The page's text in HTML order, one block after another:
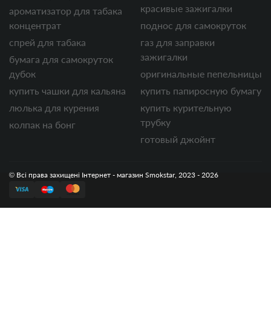
ароматизатор для табака
концентрат
спрей для табака
бумага для самокруток
дубок
купить чашки для кальяна
люлька для курения
колпак на бонг
красивые зажигалки
поднос для самокруток
газ для заправки
зажигалки
оригинальные пепельницы
купить папиросную бумагу
купить курительную
трубку
готовый джойнт
© Всі права захищені Інтернет - магазин Smokstar, 2023 - 2026